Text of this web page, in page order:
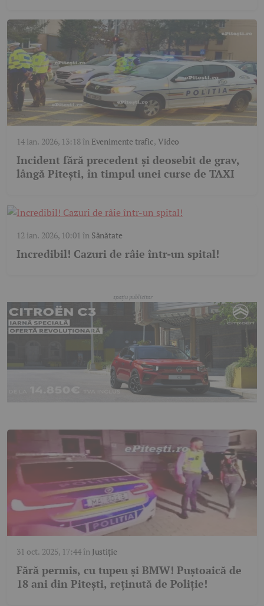
14 ian. 2026, 13:18în Evenimente trafic, Video
Incident fără precedent și deosebit de grav,
lângă Pitești, în timpul unei curse de TAXI
12 ian. 2026, 10:01 în Sănătate
Incredibil! Cazuri de râie într-un spital!
31 oct. 2025, 17:44în Justiție
Fără permis, cu tupeu și BMW! Puștoaică de
18 ani din Pitești, reținută de Poliție!